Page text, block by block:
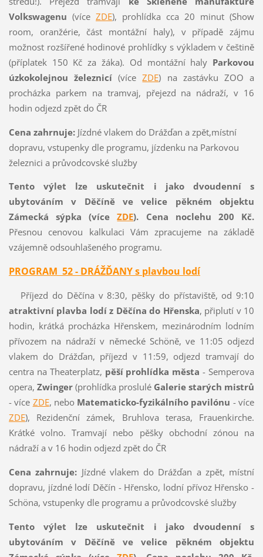
Volkswagenu (více ZDE), prohlídka cca 20 minut (Show
room, oranžérie, část montážní haly), v případě zájmu
možnost rozšířené hodinové prohlídky s výkladem v češtině
(příplatek 150 Kč za žáka). Od montážní haly Parkovou
úzkokolejnou železnicí (víceZDE) na zastávku ZOO a
procházka parkem na tramvaj, přejezd na nádraží, v 16
hodin odjezd zpět do ČR
Cena zahrnuje:Jízdné vlakem do Drážďan a zpět,místní
dopravu, vstupenky dle programu, jízdenku na Parkovou
železnici a průvodcovské služby
Tento výlet lze uskutečnit i jako dvoudenní s
ubytováním v Děčíně ve velice pěkném objektu
Zámecká sýpka (víceZDE). Cena noclehu 200 Kč.
Přesnou cenovou kalkulaci Vám zpracujeme na základě
vzájemně odsouhlašeného programu.
PROGRAM 52 - DRÁŽĎANY s plavbou lodí
Příjezd do Děčína v 8:30, pěšky do přístaviště, od 9:10
atraktivní plavba lodí z Děčína do Hřenska, připlutí v 10
hodin, krátká procházka Hřenskem, mezinárodním lodním
přívozem na nádraží v německé Schöně, ve 11:05 odjezd
vlakem do Drážďan, příjezd v 11:59, odjezd tramvají do
centra na Theaterplatz, pěší prohlídka města - Semperova
opera, Zwinger (prohlídka proslulé Galerie starých mistrů
- více ZDE, nebo Matematicko-fyzikálního pavilónu - více
ZDE), Rezidenční zámek, Bruhlova terasa, Frauenkirche.
Krátké volno. Tramvají nebo pěšky obchodní zónou na
nádraží a v 16 hodin odjezd zpět do ČR
Cena zahrnuje: Jízdné vlakem do Drážďan a zpět, místní
dopravu, jízdné lodí Děčín - Hřensko, lodní přívoz Hřensko -
Schöna, vstupenky dle programu a průvodcovské služby
Tento výlet lze uskutečnit i jako dvoudenní s
ubytováním v Děčíně ve velice pěkném objektu